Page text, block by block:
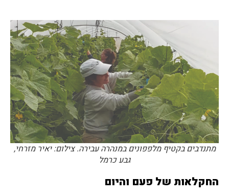
מתנדבים בקטיף מלפפונים במנהרה עבירה. צילום: יאיר מזרחי,
גבע כרמל
החקלאות של פעם והיום